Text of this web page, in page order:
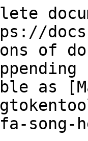
of
as